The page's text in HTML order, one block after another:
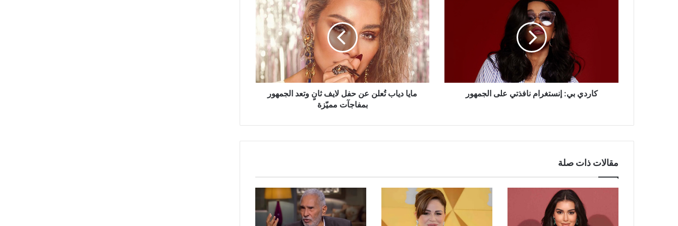
كاردي بي: إنستغرام نافذتي على الجمهور
دياب
تُعلن
عن
حفل
لايف
ثانٍ
وتعد
الجمهور
بمفاجآتمايا دياب تُعلن عن حفل لايف ثانٍ وتعد الجمهور
بمفاجآت مميّزة
مقالات ذات صلة